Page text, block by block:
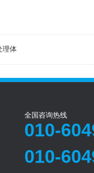
理体
全国咨询热线
010-
010-